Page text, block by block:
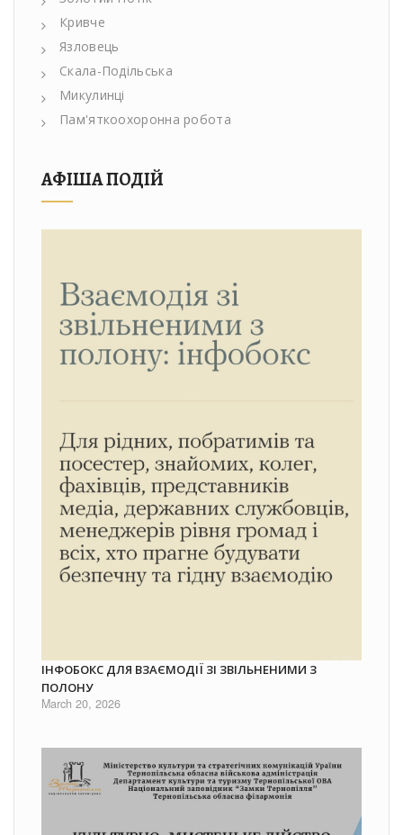
Кривче
Язловець
Скала-Подільська
Микулинці
Пам'яткоохоронна робота
АФІША ПОДІЙ
ІНФОБОКС ДЛЯ ВЗАЄМОДІЇ ЗІ ЗВІЛЬНЕНИМИ З
ПОЛОНУ
March 20, 2026